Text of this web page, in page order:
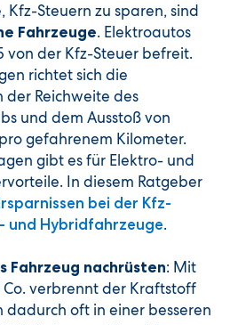
Kfz-Steuern zu sparen, sind
Fahrzeuge. Elektroautos
von der Kfz-Steuer befreit.
richtet sich die
der Reichweite des
und dem Ausstoß von
gefahrenem Kilometer.
gibt es für Elektro- und
In diesem Ratgeber
bei der Kfz-
und Hybridfahrzeuge.
Fahrzeug nachrüsten: Mit
verbrennt der Kraftstoff
dadurch oft in einer besseren